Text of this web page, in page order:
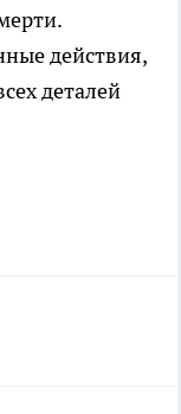
действия,
деталей